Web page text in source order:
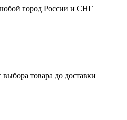
город России и СНГ
товара до доставки